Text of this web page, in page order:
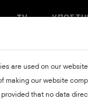
TV
are used on our
making our website
that no data